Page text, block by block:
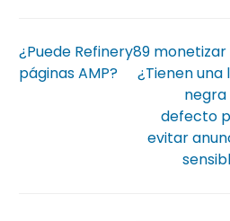
¿Puede Refinery89 monetizar
páginas AMP?
¿Tienen una
defecto
evitar